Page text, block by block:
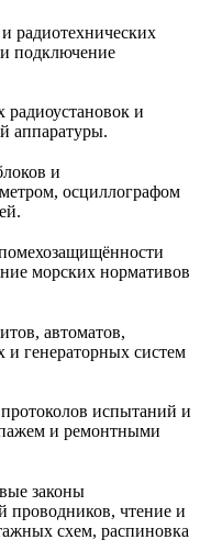
радиотехнических
подключение
радиоустановок и
аппаратуры.
и
осциллографом
морских нормативов
автоматов,
и генераторных систем
испытаний и
и ремонтными
законы
проводников, чтение и
схем, распиновка